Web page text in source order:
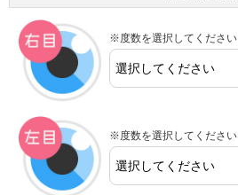
※度数を選択してください
※度数を選択してください